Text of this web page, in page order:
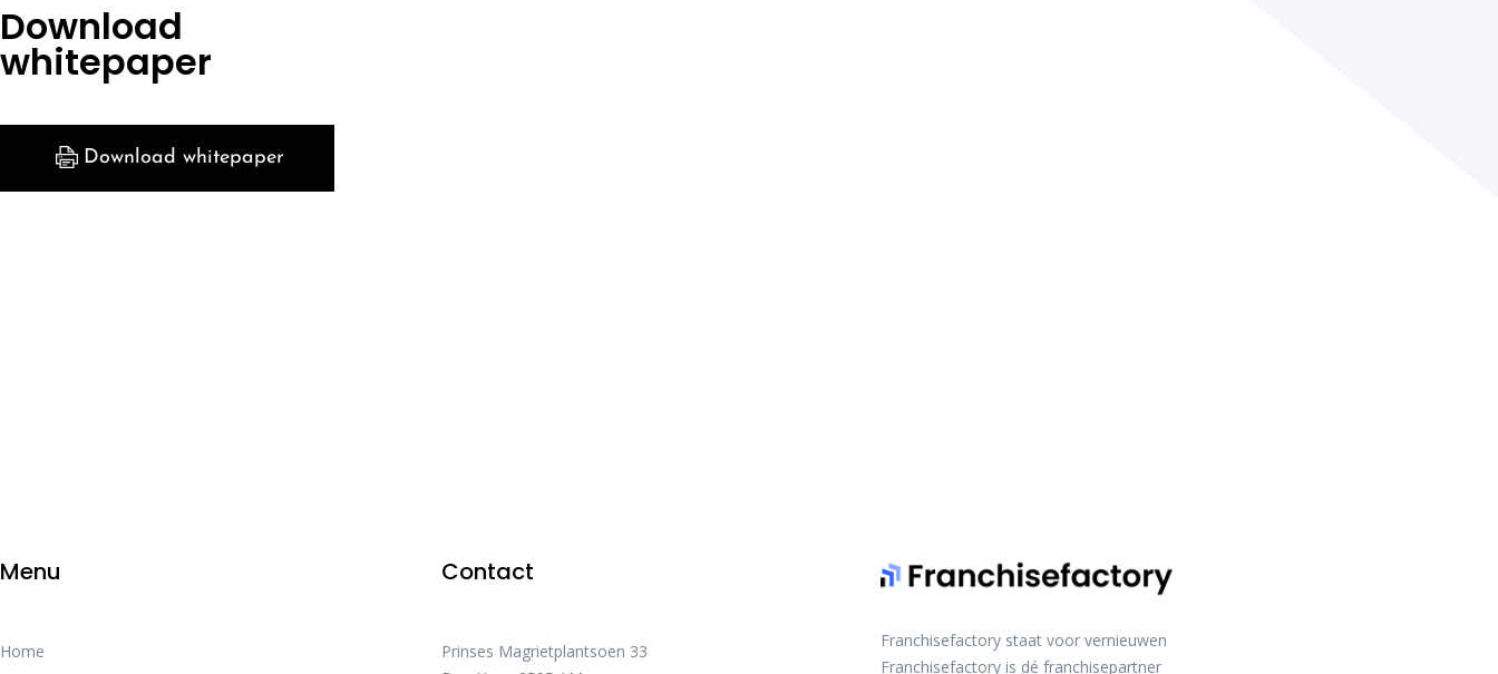
Download
whitepaper
Download whitepaper
Menu
Home
Contact
Prinses Magrietplantsoen 33
Franchisefactory staat voor vernieuwen
Franchisefactory is dé franchisepartner